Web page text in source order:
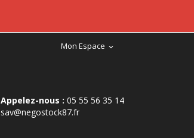
Mon Espace expand_more
Appelez-nous : 05 55 56 35 14
sav@negostock87.fr